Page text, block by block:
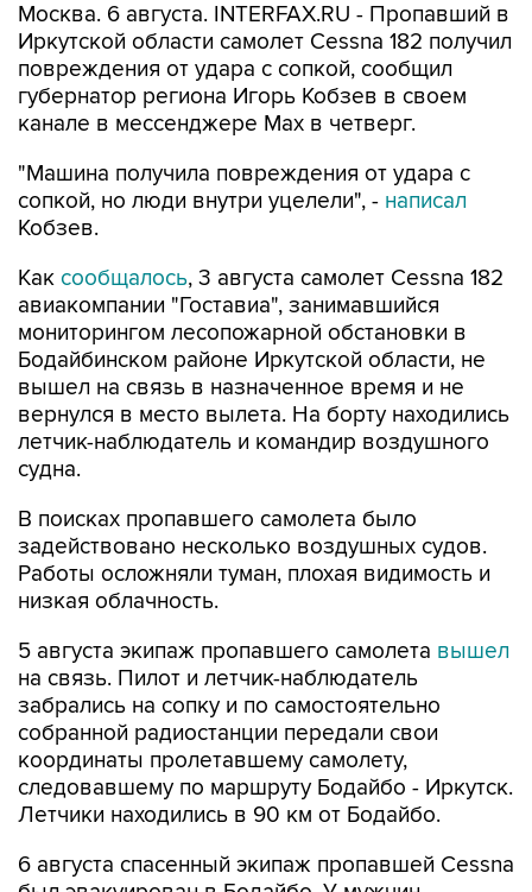
Москва. 6 августа. INTERFAX.RU - Пропавший в
Иркутской области самолет Cessna 182 получил
повреждения от удара с сопкой, сообщил
губернатор региона Игорь Кобзев в своем
канале в мессенджере Мах в четверг.
"Машина получила повреждения от удара с
сопкой, но люди внутри уцелели", - написал
Кобзев.
Как сообщалось, 3 августа самолет Cessna 182
авиакомпании "Гоставиа", занимавшийся
мониторингом лесопожарной обстановки в
Бодайбинском районе Иркутской области, не
вышел на связь в назначенное время и не
вернулся в место вылета. На борту находились
летчик-наблюдатель и командир воздушного
судна.
В поисках пропавшего самолета было
задействовано несколько воздушных судов.
Работы осложняли туман, плохая видимость и
низкая облачность.
5 августа экипаж пропавшего самолета вышел
на связь. Пилот и летчик-наблюдатель
забрались на сопку и по самостоятельно
собранной радиостанции передали свои
координаты пролетавшему самолету,
следовавшему по маршруту Бодайбо - Иркутск.
Летчики находились в 90 км от Бодайбо.
6 августа спасенный экипаж пропавшей Cessna